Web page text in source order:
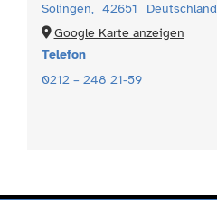
Solingen, 42651
Deutschland
Google Karte anzeigen
Telefon
0212 – 248 21-59